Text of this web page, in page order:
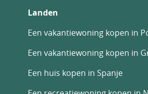
Landen
Een vakantiewoning kopen in
Een vakantiewoning kopen in
Een huis kopen in Spanje